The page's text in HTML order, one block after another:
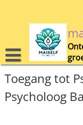
Toegang tot
Psycholoog